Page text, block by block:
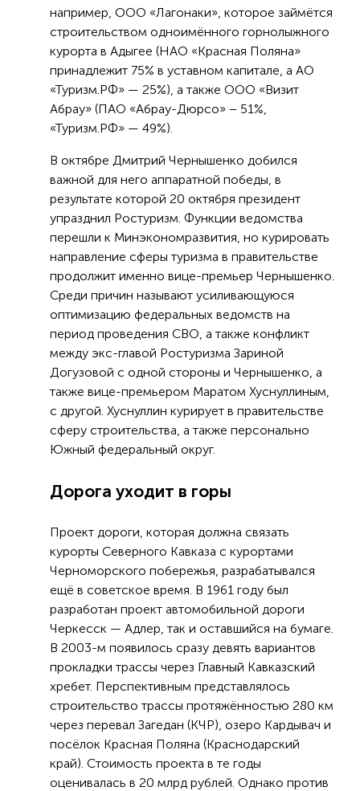
например, ООО «Лагонаки», которое займётся
строительством одноимённого горнолыжного
курорта в Адыгее (НАО «Красная Поляна»
принадлежит 75% в уставном капитале, а АО
«Туризм.РФ» — 25%), а также ООО «Визит
Абрау» (ПАО «Абрау-Дюрсо» – 51%,
«Туризм.РФ» — 49%).
В октябре Дмитрий Чернышенко добился
важной для него аппаратной победы, в
результате которой 20 октября президент
упразднил Ростуризм. Функции ведомства
перешли к Минэкономразвития, но курировать
направление сферы туризма в правительстве
продолжит именно вице-премьер Чернышенко.
Среди причин называют усиливающуюся
оптимизацию федеральных ведомств на
период проведения СВО, а также конфликт
между экс-главой Ростуризма Зариной
Догузовой с одной стороны и Чернышенко, а
также вице-премьером Маратом Хуснуллиным,
с другой. Хуснуллин курирует в правительстве
сферу строительства, а также персонально
Южный федеральный округ.
Дорога уходит в горы
Проект дороги, которая должна связать
курорты Северного Кавказа с курортами
Черноморского побережья, разрабатывался
ещё в советское время. В 1961 году был
разработан проект автомобильной дороги
Черкесск — Адлер, так и оставшийся на бумаге.
В 2003-м появилось сразу девять вариантов
прокладки трассы через Главный Кавказский
хребет. Перспективным представлялось
строительство трассы протяжённостью 280 км
через перевал Загедан (КЧР), озеро Кардывач и
посёлок Красная Поляна (Краснодарский
край). Стоимость проекта в те годы
оценивалась в 20 млрд рублей. Однако против